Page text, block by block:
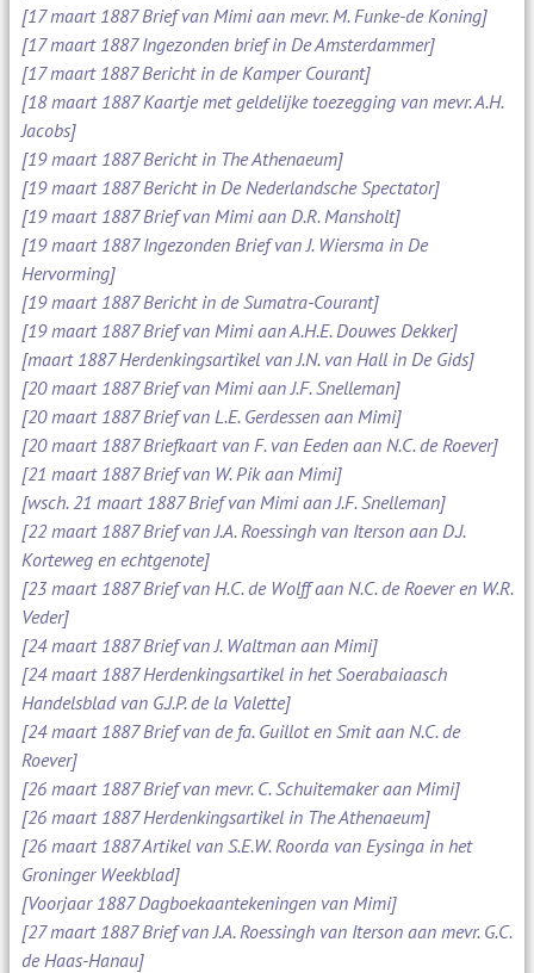
[17 maart 1887 Brief van Mimi aan mevr. M. Funke-de Koning]
[17 maart 1887 Ingezonden brief in De Amsterdammer]
[17 maart 1887 Bericht in de Kamper Courant]
[18 maart 1887 Kaartje met geldelijke toezegging van mevr. A.H.
Jacobs]
[19 maart 1887 Bericht in The Athenaeum]
[19 maart 1887 Bericht in De Nederlandsche Spectator]
[19 maart 1887 Brief van Mimi aan D.R. Mansholt]
[19 maart 1887 Ingezonden Brief van J. Wiersma in De
Hervorming]
[19 maart 1887 Bericht in de Sumatra-Courant]
[19 maart 1887 Brief van Mimi aan A.H.E. Douwes Dekker]
[maart 1887 Herdenkingsartikel van J.N. van Hall in De Gids]
[20 maart 1887 Brief van Mimi aan J.F. Snelleman]
[20 maart 1887 Brief van L.E. Gerdessen aan Mimi]
[20 maart 1887 Briefkaart van F. van Eeden aan N.C. de Roever]
[21 maart 1887 Brief van W. Pik aan Mimi]
[wsch. 21 maart 1887 Brief van Mimi aan J.F. Snelleman]
[22 maart 1887 Brief van J.A. Roessingh van Iterson aan D.J.
Korteweg en echtgenote]
[23 maart 1887 Brief van H.C. de Wolff aan N.C. de Roever en W.R.
Veder]
[24 maart 1887 Brief van J. Waltman aan Mimi]
[24 maart 1887 Herdenkingsartikel in het Soerabaiaasch
Handelsblad van G.J.P. de la Valette]
[24 maart 1887 Brief van de fa. Guillot en Smit aan N.C. de
Roever]
[26 maart 1887 Brief van mevr. C. Schuitemaker aan Mimi]
[26 maart 1887 Herdenkingsartikel in The Athenaeum]
[26 maart 1887 Artikel van S.E.W. Roorda van Eysinga in het
Groninger Weekblad]
[Voorjaar 1887 Dagboekaantekeningen van Mimi]
[27 maart 1887 Brief van J.A. Roessingh van Iterson aan mevr. G.C.
de Haas-Hanau]